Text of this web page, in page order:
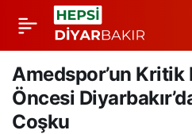
Amedspor’un Kritik
Öncesi
Coşku
Gaziantep FK Teknik
Direktörü Radoi:
Sonuç Bizim İçin Biraz